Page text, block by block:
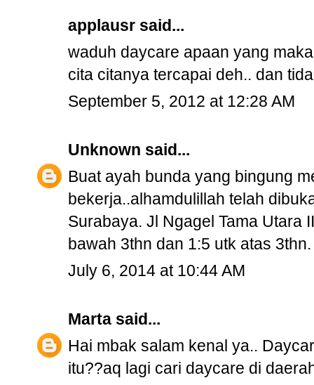
applausr said...
waduh daycare apaan yang
cita citanya tercapai deh.. dan
September 5, 2012 at 12:28 AM
Unknown said...
Buat ayah bunda yang bingung
bekerja..alhamdulillah telah
Surabaya. Jl Ngagel Tama Utara
bawah 3thn dan 1:5 utk atas
July 6, 2014 at 10:44 AM
Marta said...
Hai mbak salam kenal ya..
itu??aq lagi cari daycare di